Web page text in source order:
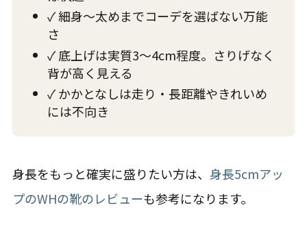
✓ 細身〜太めまでコーデを選ばない万能
さ
✓ 底上げは実質3〜4cm程度。さりげなく
背が高く見える
✓ かかとなしは走り・長距離やきれいめ
には不向き
身長をもっと確実に盛りたい方は、 身長5cmアッ
プのWHの靴のレビューも参考になります。